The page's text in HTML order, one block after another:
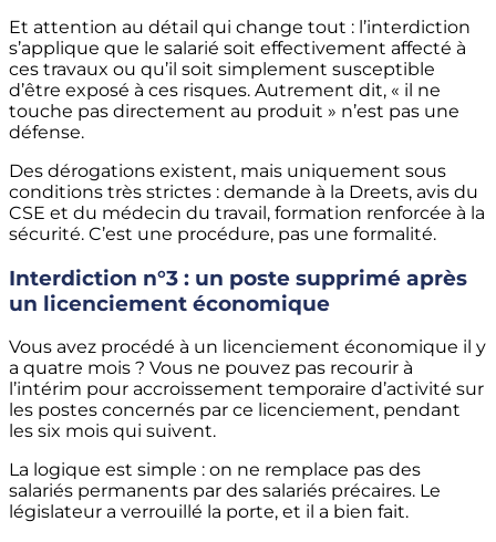
Et attention au détail qui change tout : l’interdiction
s’applique que le salarié soit effectivement affecté à
ces travaux ou qu’il soit simplement susceptible
d’être exposé à ces risques. Autrement dit, « il ne
touche pas directement au produit » n’est pas une
défense.
Des dérogations existent, mais uniquement sous
conditions très strictes : demande à la Dreets, avis du
CSE et du médecin du travail, formation renforcée à la
sécurité. C’est une procédure, pas une formalité.
Interdiction n°3 : un poste supprimé après
un licenciement économique
Vous avez procédé à un licenciement économique il y
a quatre mois ? Vous ne pouvez pas recourir à
l’intérim pour accroissement temporaire d’activité sur
les postes concernés par ce licenciement, pendant
les six mois qui suivent.
La logique est simple : on ne remplace pas des
salariés permanents par des salariés précaires. Le
législateur a verrouillé la porte, et il a bien fait.